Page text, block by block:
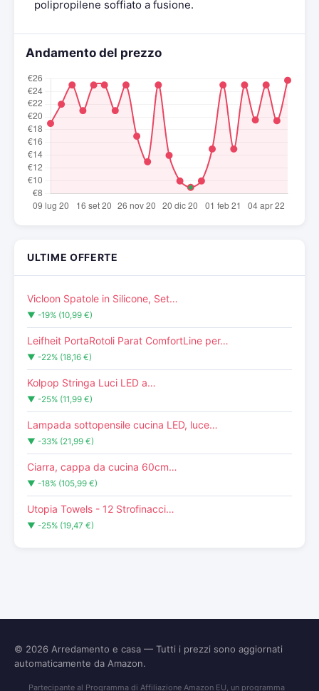
polipropilene soffiato a fusione.
Andamento del prezzo
ULTIME OFFERTE
Vicloon Spatole in Silicone, Set…
▼ -19% (10,99 €)
Leifheit PortaRotoli Parat ComfortLine per…
▼ -22% (18,16 €)
Kolpop Stringa Luci LED a…
▼ -25% (11,99 €)
Lampada sottopensile cucina LED, luce…
▼ -33% (21,99 €)
Ciarra, cappa da cucina 60cm…
▼ -18% (105,99 €)
Utopia Towels - 12 Strofinacci…
▼ -25% (19,47 €)
© 2026 Arredamento e casa — Tutti i prezzi sono aggiornati
automaticamente da Amazon.
Partecipante al Programma di Affiliazione Amazon EU, un programma